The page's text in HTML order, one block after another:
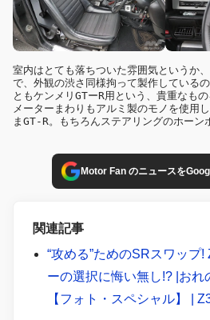
室内はとても落ちついた雰囲気というか
で、外観の渋さ同様拘って製作している
ともケンメリGTーR用という、貴重なもの
メーターまわりもアルミ製のモノを使用
まGT-R。もちろんステアリングのホーン
Motor Fan のニュースを
関連記事
“攻める”ためのSRスワップ
ーの選択に悔い無し!? |おれ
【フォト・スペシャル】 |